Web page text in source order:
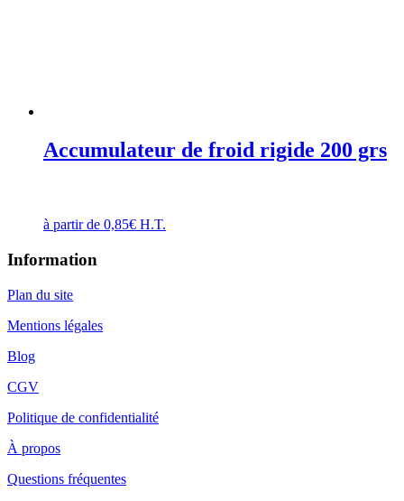
Accumulateur de froid rigide 200 grs
à partir de 0,85€ H.T.
Information
Plan du site
Mentions légales
Blog
CGV
Politique de confidentialité
À propos
Questions fréquentes